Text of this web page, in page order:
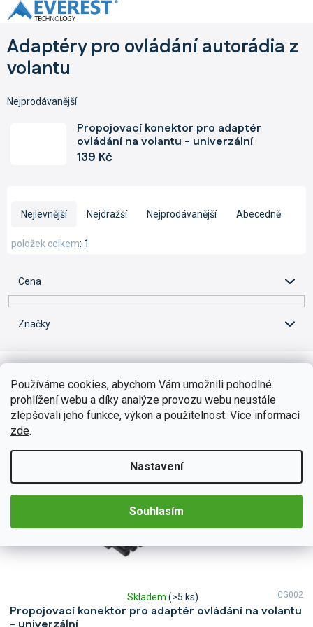
Používáme cookies, abychom Vám umožnili pohodlné
prohlížení webu a díky analýze provozu webu neustále
zlepšovali jeho funkce, výkon a použitelnost. Více informací
zde.
Nastavení
Souhlasím
Přejít
na
Adaptéry pro ovládání autorádia z
volantu
Nejprodávanější
Propojovací konektor pro adaptér
ovládání na volantu - univerzální
139 Kč
e
r
k
t
ů
Nejlevnější Nejdražší Nejprodávanější Abecedně
1
položek celkem
Cena
Značky
V
p
s
p
r
d
u
t
ů
Propojovací konektor pro adaptér ovládání na volantu
hodnocení
Skladem (>5 ks) CG002